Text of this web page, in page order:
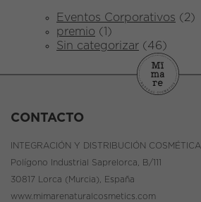
Eventos Corporativos (2)
premio (1)
Sin categorizar (46)
CONTACTO
INTEGRACIÓN Y DISTRIBUCIÓN COSMÉTICA
Polígono Industrial Saprelorca, B/111
30817 Lorca (Murcia), España
www.mimarenaturalcosmetics.com